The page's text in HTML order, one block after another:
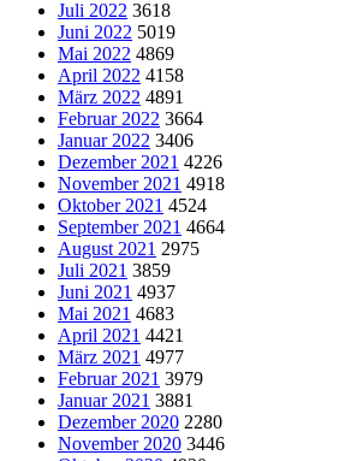
Juli 2022 3618
Juni 2022 5019
Mai 2022 4869
April 2022 4158
März 2022 4891
Februar 2022 3664
Januar 2022 3406
Dezember 2021 4226
November 2021 4918
Oktober 2021 4524
September 2021 4664
August 2021 2975
Juli 2021 3859
Juni 2021 4937
Mai 2021 4683
April 2021 4421
März 2021 4977
Februar 2021 3979
Januar 2021 3881
Dezember 2020 2280
November 2020 3446